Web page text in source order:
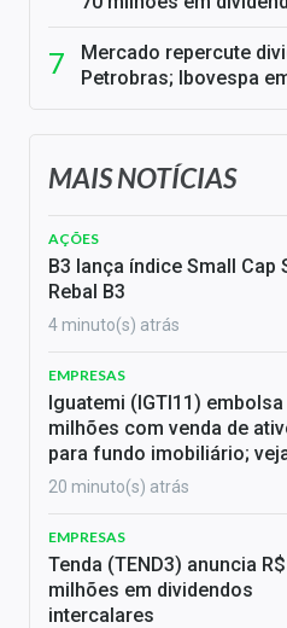
Mercado repercute
Petrobras; Ibovespa
MAIS NOTÍCIAS
AÇÕES
B3 lança índice Small Cap
Rebal B3
4 minuto(s) atrás
EMPRESAS
Iguatemi (IGTI11) embolsa
milhões com venda de
para fundo imobiliário;
20 minuto(s) atrás
EMPRESAS
Tenda (TEND3) anuncia
milhões em dividendos
intercalares